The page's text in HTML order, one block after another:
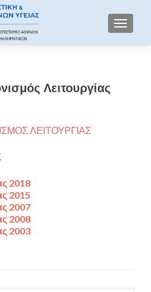
Λειτουργίας
ΛΕΙΤΟΥΡΓΙΑΣ
2018
2015
2007
2008
2003